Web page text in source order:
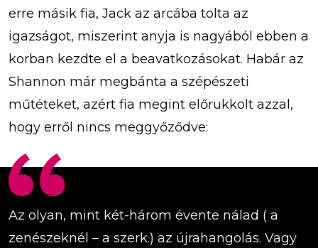
erre másik fia, Jack az arcába tolta az
igazságot, miszerint anyja is nagyából ebben a
korban kezdte el a beavatkozásokat. Habár az
Shannon már megbánta a szépészeti
műtéteket, azért fia megint előrukkolt azzal,
hogy erről nincs meggyőződve:
Az olyan, mint két-három évente nálad ( a
zenészeknél – a szerk.) az újrahangolás. Vagy